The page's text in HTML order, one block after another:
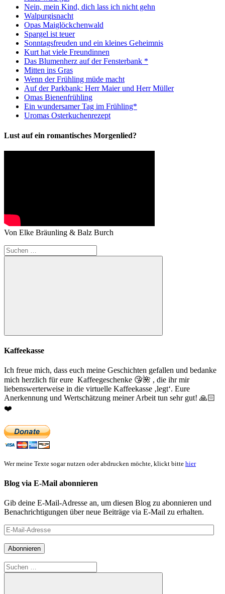
Nein, mein Kind, dich lass ich nicht gehn
Walpurgisnacht
Opas Maiglöckchenwald
Spargel ist teuer
Sonntagsfreuden und ein kleines Geheimnis
Kurt hat viele Freundinnen
Das Blumenherz auf der Fensterbank *
Mitten ins Gras
Wenn der Frühling müde macht
Auf der Parkbank: Herr Maier und Herr Müller
Omas Bienenfrühling
Ein wundersamer Tag im Frühling*
Uromas Osterkuchenrezept
Lust auf ein romantisches Morgenlied?
Von Elke Bräunling & Balz Burch
Suchen
nach:
Suchen
Kaffeekasse
Ich freue mich, dass euch meine Geschichten gefallen und bedanke
mich herzlich für eure Kaffeegeschenke 😘🌺 , die ihr mir
liebenswerterweise in die virtuelle Kaffeekasse ‚legt‘. Eure
Anerkennung und Wertschätzung meiner Arbeit tun sehr gut! 🙏🏻
❤️
Wer meine Texte sogar nutzen oder abdrucken möchte, klickt bitte hier
Blog via E-Mail abonnieren
Gib deine E-Mail-Adresse an, um diesen Blog zu abonnieren und
Benachrichtigungen über neue Beiträge via E-Mail zu erhalten.
E-
Mail-
Adresse
Abonnieren
Suchen
nach: